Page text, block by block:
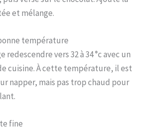
et mélange.
température
redescendre vers 32 à 34 °c avec un
cuisine. À cette température, il est
napper, mais pas trop chaud pour
fine